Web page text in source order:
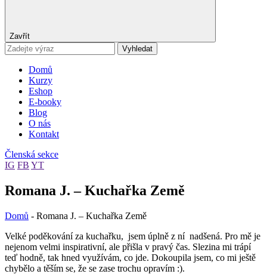
Zavřít
Vyhledat
Domů
Kurzy
Eshop
E-booky
Blog
O nás
Kontakt
Členská sekce
IG FB YT
Romana J. – Kuchařka Země
Domů - Romana J. – Kuchařka Země
Velké poděkování za kuchařku, jsem úplně z ní nadšená. Pro mě je
nejenom velmi inspirativní, ale přišla v pravý čas. Slezina mi trápí
teď hodně, tak hned využívám, co jde. Dokoupila jsem, co mi ještě
chybělo a těším se, že se zase trochu opravím :).